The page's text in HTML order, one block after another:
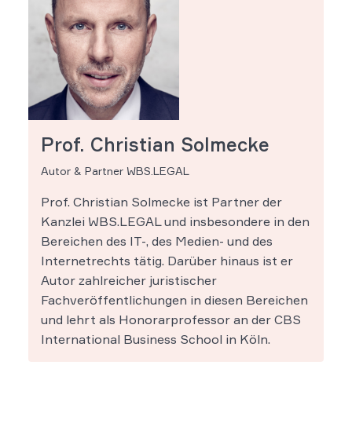
Prof. Christian Solmecke
Autor & Partner WBS.LEGAL
Prof. Christian Solmecke ist Partner der
Kanzlei WBS.LEGAL und insbesondere in den
Bereichen des IT-, des Medien- und des
Internetrechts tätig. Darüber hinaus ist er
Autor zahlreicher juristischer
Fachveröffentlichungen in diesen Bereichen
und lehrt als Honorarprofessor an der CBS
International Business School in Köln.